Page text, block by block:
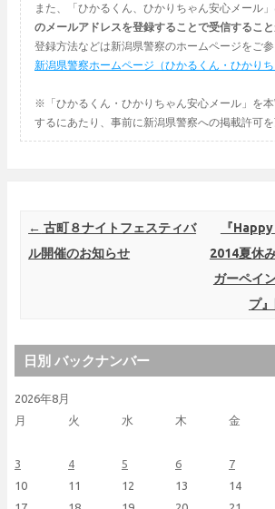
また、「ひかるくん、ひかりちゃん安心メール」
のメールアドレスを登録することで受信するこ
登録方法などは新潟県警察のホームページをご参
新潟県警察ホームページ（ひかるくん・ひかりち
※「ひかるくん・ひかりちゃん安心メール」を
するにあたり、事前に新潟県警察への掲載許可を
Post navigation
← 古町８ナイトフェスティバ
ル開催のお知らせ
『
2014夏休
ガーペイ
プ
日別 バックナンバー
2026年8月
月
火 水 木 金
3
4 5 6 7
10
11 12 13 14